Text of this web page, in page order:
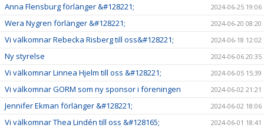
Anna Flensburg förlänger &#128221; 2024-06-25 19:06
Wera Nygren förlänger &#128221; 2024-06-20 08:20
Vi välkomnar Rebecka Risberg till oss&#128221; 2024-06-18 12:02
Ny styrelse 2024-06-06 20:35
Vi välkomnar Linnea Hjelm till oss &#128221; 2024-06-05 15:39
Vi välkomnar GORM som ny sponsor i föreningen 2024-06-02 21:21
Jennifer Ekman förlänger &#128221; 2024-06-02 18:06
Vi välkomnar Thea Lindén till oss &#128165; 2024-06-01 18:41